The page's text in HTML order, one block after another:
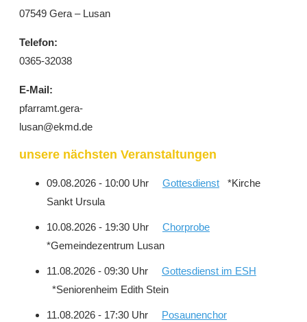
07549 Gera – Lusan
Telefon:
0365-32038
E-Mail:
pfarramt.gera-
lusan@ekmd.de
unsere nächsten Veranstaltungen
09.08.2026 - 10:00 Uhr Gottesdienst *Kirche
Sankt Ursula
10.08.2026 - 19:30 Uhr Chorprobe
*Gemeindezentrum Lusan
11.08.2026 - 09:30 Uhr Gottesdienst im ESH
*Seniorenheim Edith Stein
11.08.2026 - 17:30 Uhr
Posaunenchor